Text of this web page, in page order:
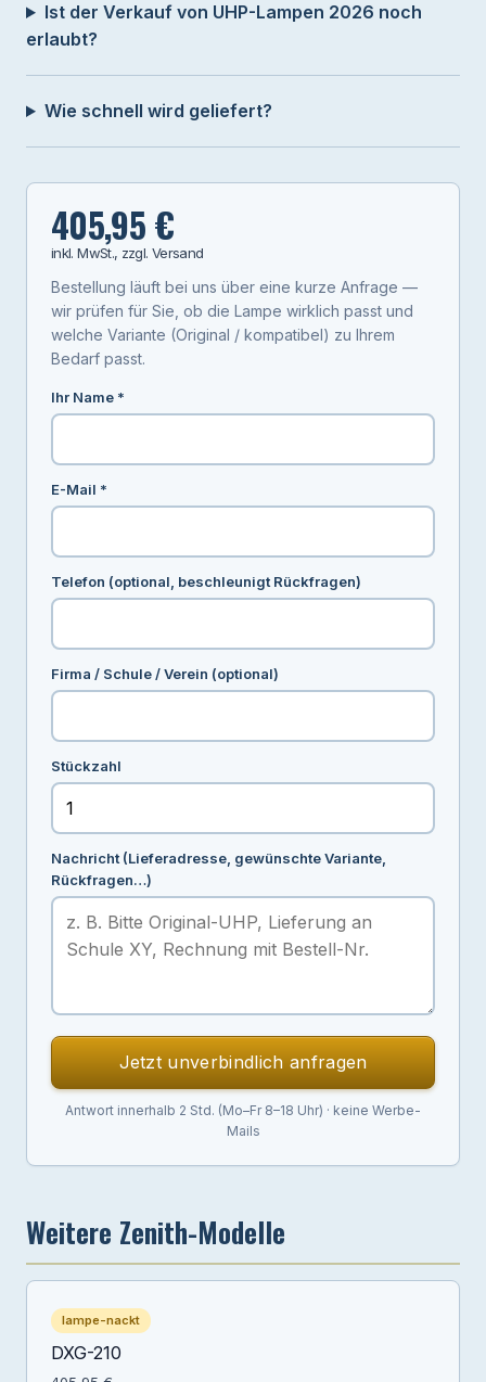
Ist der Verkauf von UHP-Lampen 2026 noch
erlaubt?
Wie schnell wird geliefert?
405,95 €
inkl. MwSt., zzgl. Versand
Bestellung läuft bei uns über eine kurze Anfrage —
wir prüfen für Sie, ob die Lampe wirklich passt und
welche Variante (Original / kompatibel) zu Ihrem
Bedarf passt.
Ihr Name *
E-Mail *
Telefon (optional, beschleunigt Rückfragen)
Firma / Schule / Verein (optional)
Stückzahl
Nachricht (Lieferadresse, gewünschte Variante,
Rückfragen…)
Jetzt unverbindlich anfragen
Antwort innerhalb 2 Std. (Mo–Fr 8–18 Uhr) · keine Werbe-
Mails
Weitere Zenith-Modelle
lampe-nackt
DXG-210